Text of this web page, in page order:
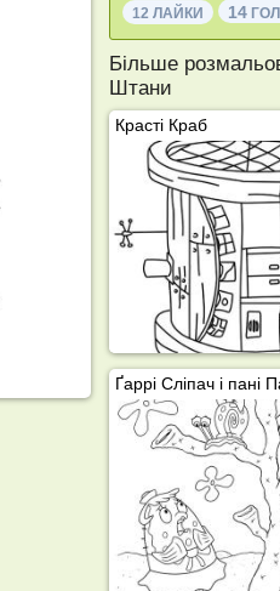
12 ЛАЙКИ 14
Більше
Штани
Красті Краб
Ґаррі Сліпач і пані